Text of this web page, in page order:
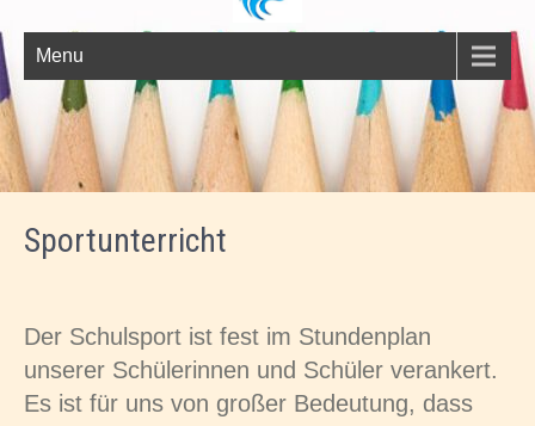
Menu
Sportunterricht
Der Schulsport ist fest im Stundenplan
unserer Schülerinnen und Schüler verankert.
Es ist für uns von großer Bedeutung, dass